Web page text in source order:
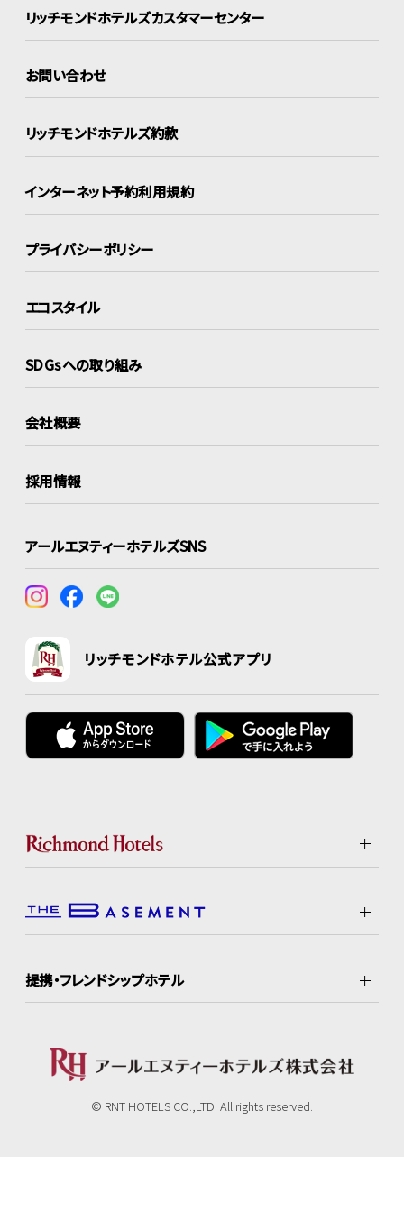
リッチモンドホテルズカスタマーセンター
お問い合わせ
リッチモンドホテルズ約款
インターネット予約利用規約
プライバシーポリシー
エコスタイル
SDGsへの取り組み
会社概要
採用情報
アールエヌティーホテルズSNS
リッチモンドホテル公式アプリ
提携・フレンドシップホテル
© RNT HOTELS CO.,LTD. All rights reserved.